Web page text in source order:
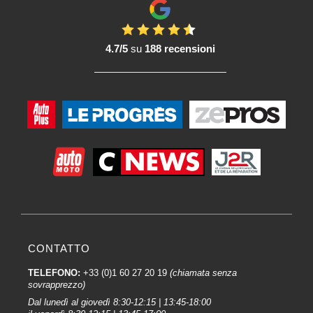
successive. Inoltre, in genere mirano a migliorare la durata della Verniciatura
Protezione dalla corrosione:
Alcuni fondi per Vernici 4CR possono offrire un'ulteriore protezione dalla
Applicazione versatile:
I primer per vernici 4CR sono spesso progettati per essere versatili, adatti a
automobilistico.
Il marchio 4CR è riconosciuto nel settore della carrozzeria per i suoi prodotti
1. Perché dovrei scegliere i fondi per vernici 4CR per i miei progetti di
carrozzeria?
I fondi per vernici 4CR sono rinomati per la loro qualità professionale.
4.7/5su 188 recensioni
CONTATTO
TELEFONO: +33 (0)1 60 27 20 19 (chiamata senza
sovrapprezzo)
Dal lunedì al giovedì 8:30-12:15 | 13:45-18:00